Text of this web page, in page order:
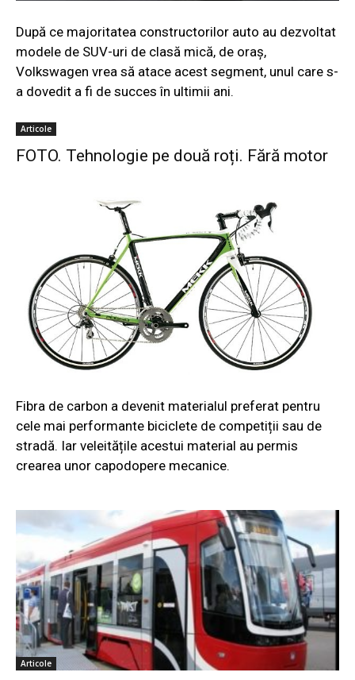
După ce majoritatea constructorilor auto au dezvoltat
modele de SUV-uri de clasă mică, de oraș,
Volkswagen vrea să atace acest segment, unul care s-
a dovedit a fi de succes în ultimii ani.
Articole
FOTO. Tehnologie pe două roți. Fără motor
Fibra de carbon a devenit materialul preferat pentru
cele mai performante biciclete de competiții sau de
stradă. Iar veleitățile acestui material au permis
crearea unor capodopere mecanice.
Articole